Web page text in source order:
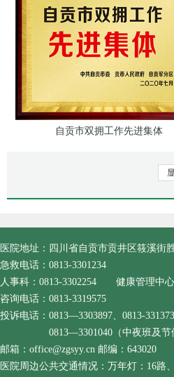
自贡市双拥工作先进集体
医院地址：四川省自贡市贡井区筱溪街
急救电话：0813-3301234
人事科：0813-3302254 健康管理中心
咨询电话：0813-3319575
投诉电话：0813—3303897、0813-
0813—3301040（中夜班及节假
邮箱：office@zgsyy.cn 邮编：643020
医院周边公共交通情况：万年灯：16路